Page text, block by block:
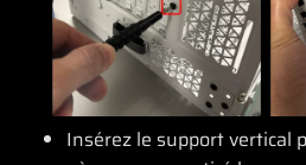
Insérez le support vertical